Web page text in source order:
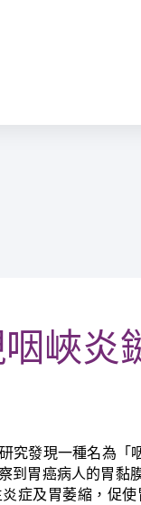
峽炎
究發現一種名為「
到胃癌病人的胃
症及胃萎縮，促